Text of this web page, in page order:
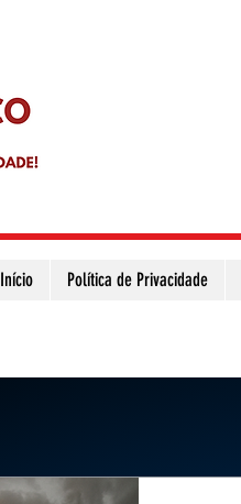
Início Política de Privacidade